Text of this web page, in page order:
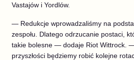
Vastajów i Yordlów.
— Redukcje wprowadzaliśmy na
zespołu. Dlatego odrzucanie postaci,
takie bolesne — dodaje Riot Wittrock.
przyszłości będziemy robić kolejne